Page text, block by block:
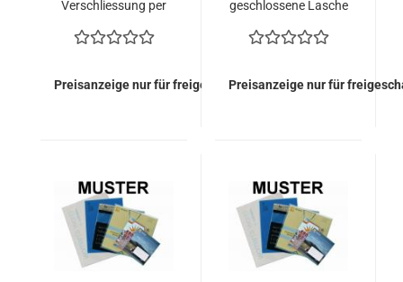
Verschliessung per
Kuverts = 184,60
Preisanzeige nur für freigeschaltete Kunden
geschlossene Lasche
213,20 EURO)
Preisanzeige nur für